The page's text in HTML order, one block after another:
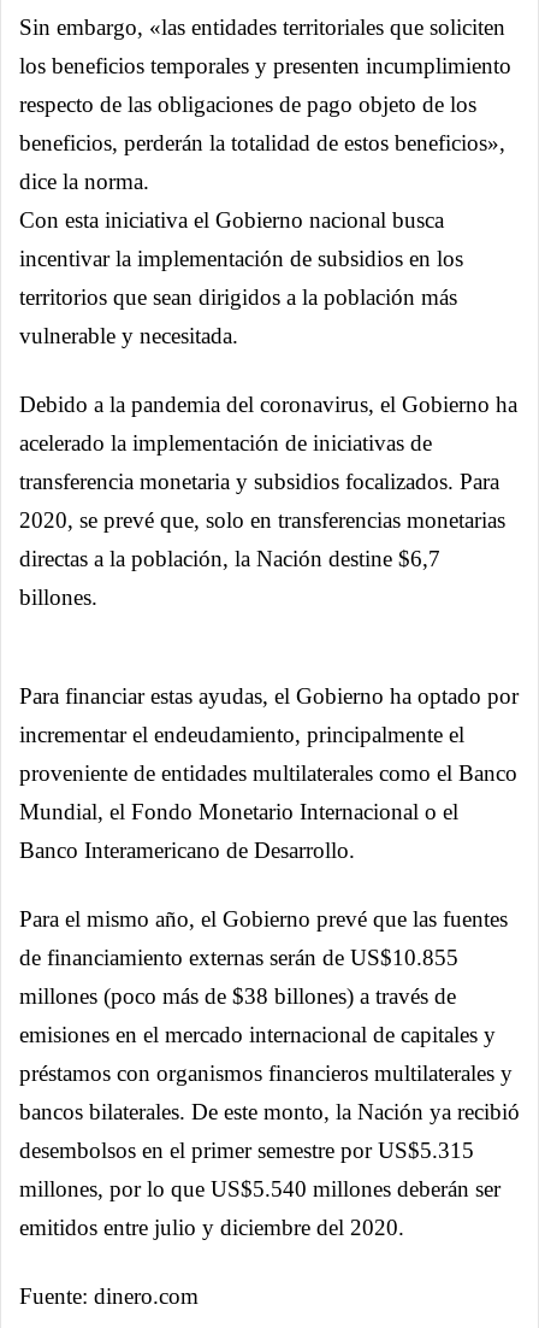
Sin embargo, «las entidades territoriales que soliciten
los beneficios temporales y presenten incumplimiento
respecto de las obligaciones de pago objeto de los
beneficios, perderán la totalidad de estos beneficios»,
dice la norma.
Con esta iniciativa el Gobierno nacional busca
incentivar la implementación de subsidios en los
territorios que sean dirigidos a la población más
vulnerable y necesitada.
Debido a la pandemia del coronavirus, el Gobierno ha
acelerado la implementación de iniciativas de
transferencia monetaria y subsidios focalizados. Para
2020, se prevé que, solo en transferencias monetarias
directas a la población, la Nación destine $6,7
billones.
Para financiar estas ayudas, el Gobierno ha optado por
incrementar el endeudamiento, principalmente el
proveniente de entidades multilaterales como el Banco
Mundial, el Fondo Monetario Internacional o el
Banco Interamericano de Desarrollo.
Para el mismo año, el Gobierno prevé que las fuentes
de financiamiento externas serán de US$10.855
millones (poco más de $38 billones) a través de
emisiones en el mercado internacional de capitales y
préstamos con organismos financieros multilaterales y
bancos bilaterales. De este monto, la Nación ya recibió
desembolsos en el primer semestre por US$5.315
millones, por lo que US$5.540 millones deberán ser
emitidos entre julio y diciembre del 2020.
Fuente: dinero.com